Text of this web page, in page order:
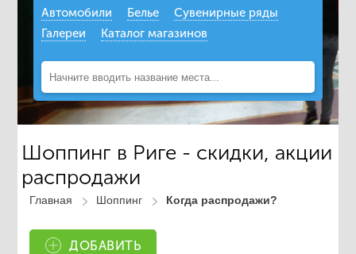
Автомобили
Белье
Сувенирные ряды
Галереи
Каталог магазинов
Шоппинг в Риге - скидки, акции
распродажи
Главная Шоппинг Когда распродажи?
ДОБАВИТЬ